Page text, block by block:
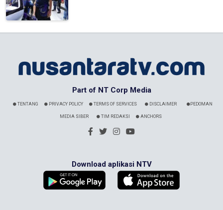
Part of NT Corp Media
TENTANG PRIVACY POLICY TERMS OF SERVICES DISCLAIMER PEDOMAN
MEDIA SIBER TIM REDAKSI ANCHORS
Download aplikasi NTV